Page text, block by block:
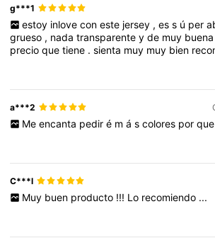
g***1
estoy inlove con este jersey , es s ú per
grueso , nadatransparenteyde muy
precioquetiene .sienta muy muy bien
a***2
Me encanta pedir é m á s colores por que
C***l
Muy buen producto !!! Lo recomiendo ...